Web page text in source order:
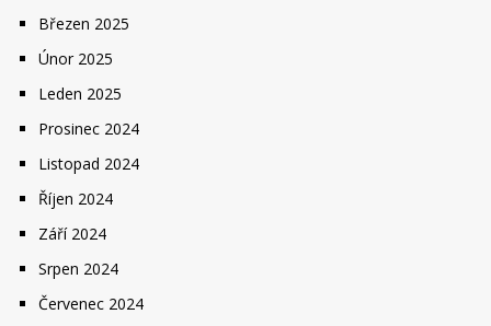
Březen 2025
Únor 2025
Leden 2025
Prosinec 2024
Listopad 2024
Říjen 2024
Září 2024
Srpen 2024
Červenec 2024